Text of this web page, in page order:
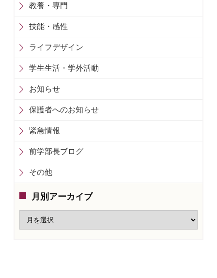
教養・専門
技能・感性
ライフデザイン
学生生活・学外活動
お知らせ
保護者へのお知らせ
緊急情報
前学部長ブログ
その他
月別アーカイブ